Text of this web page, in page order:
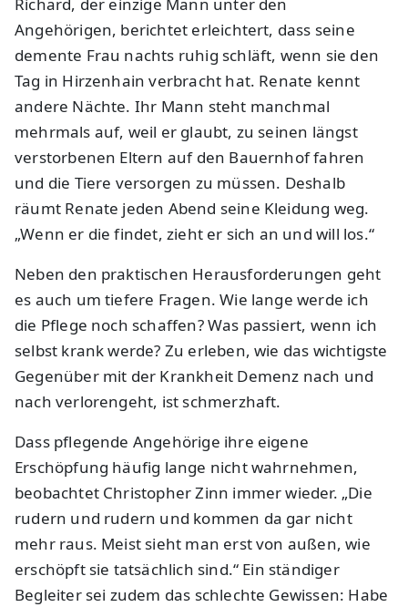
Richard, der einzige Mann unter den
Angehörigen, berichtet erleichtert, dass seine
demente Frau nachts ruhig schläft, wenn sie den
Tag in Hirzenhain verbracht hat. Renate kennt
andere Nächte. Ihr Mann steht manchmal
mehrmals auf, weil er glaubt, zu seinen längst
verstorbenen Eltern auf den Bauernhof fahren
und die Tiere versorgen zu müssen. Deshalb
räumt Renate jeden Abend seine Kleidung weg.
„Wenn er die findet, zieht er sich an und will los.“
Neben den praktischen Herausforderungen geht
es auch um tiefere Fragen. Wie lange werde ich
die Pflege noch schaffen? Was passiert, wenn ich
selbst krank werde? Zu erleben, wie das wichtigste
Gegenüber mit der Krankheit Demenz nach und
nach verlorengeht, ist schmerzhaft.
Dass pflegende Angehörige ihre eigene
Erschöpfung häufig lange nicht wahrnehmen,
beobachtet Christopher Zinn immer wieder. „Die
rudern und rudern und kommen da gar nicht
mehr raus. Meist sieht man erst von außen, wie
erschöpft sie tatsächlich sind.“ Ein ständiger
Begleiter sei zudem das schlechte Gewissen: Habe